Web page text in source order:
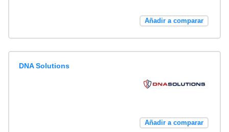
Añadir a comparar
DNA Solutions
Añadir a comparar